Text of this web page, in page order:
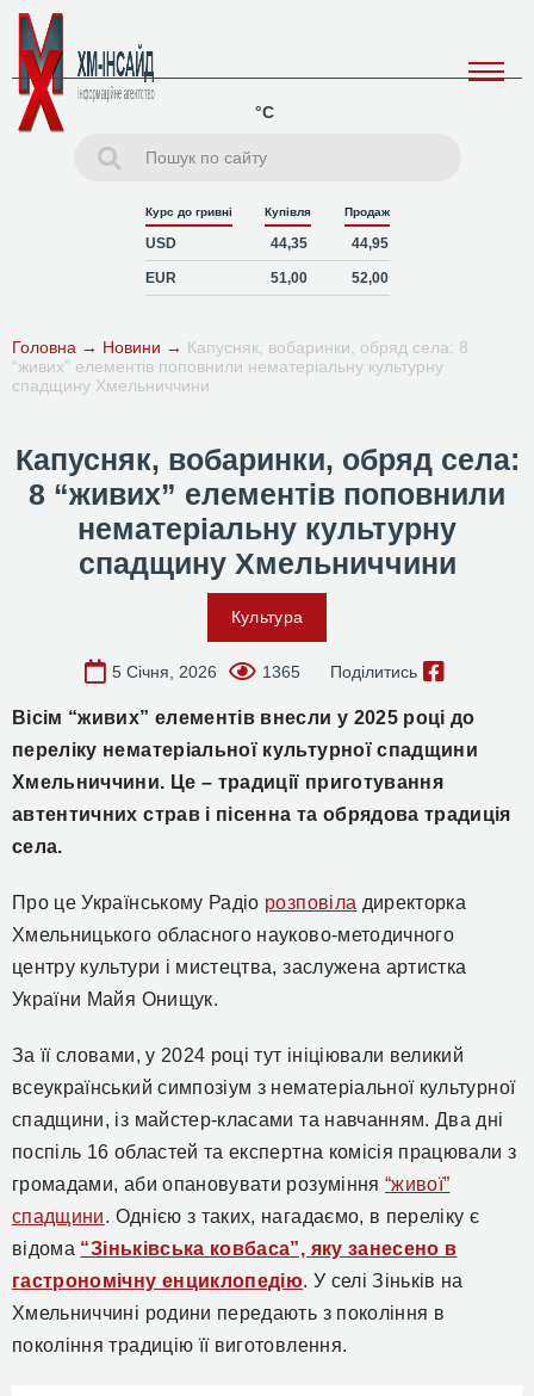
°C
Курс до гривні Купівля Продаж
USD 44,35 44,95
EUR 51,00 52,00
Головна → Новини → Капусняк, вобаринки, обряд села: 8
“живих” елементів поповнили нематеріальну культурну
спадщину Хмельниччини
Капусняк, вобаринки, обряд села:
8 “живих” елементів поповнили
нематеріальну культурну
спадщину Хмельниччини
Культура
5 Січня, 2026 1365 Поділитись
Вісім “живих” елементів внесли у 2025 році до
переліку нематеріальної культурної спадщини
Хмельниччини. Це – традиції приготування
автентичних страв і пісенна та обрядова традиція
села.
Про це Українському Радіо розповіла директорка
Хмельницького обласного науково-методичного
центру культури і мистецтва, заслужена артистка
України Майя Онищук.
За її словами, у 2024 році тут ініціювали великий
всеукраїнський симпозіум з нематеріальної культурної
спадщини, із майстер-класами та навчанням. Два дні
поспіль 16 областей та експертна комісія працювали з
громадами, аби опановувати розуміння “живої”
спадщини. Однією з таких, нагадаємо, в переліку є
відома “Зіньківська ковбаса”, яку занесено в
гастрономічну енциклопедію. У селі Зіньків на
Хмельниччині родини передають з покоління в
покоління традицію її виготовлення.